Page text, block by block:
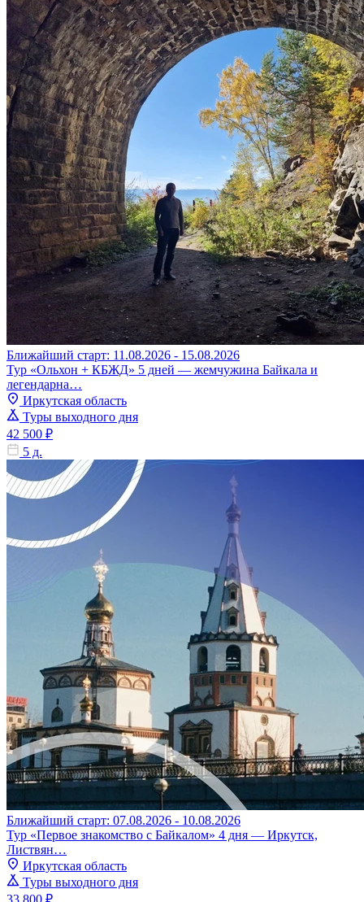
Ближайший старт: 11.08.2026 - 15.08.2026
Тур «Ольхон + КБЖД» 5 дней — жемчужина Байкала и
легендарна…
Иркутская область
Туры выходного дня
42 500 ₽
5 д.
Ближайший старт: 07.08.2026 - 10.08.2026
Тур «Первое знакомство с Байкалом» 4 дня — Иркутск,
Листвян…
Иркутская область
Туры выходного дня